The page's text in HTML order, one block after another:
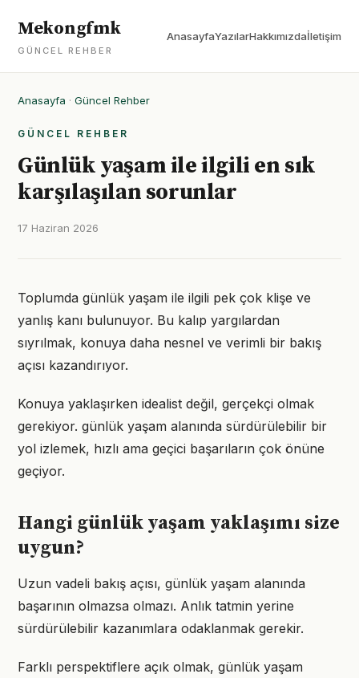
Mekongfmk
GÜNCEL REHBER
AnasayfaYazılarHakkımızdaİletişim
Anasayfa · Güncel Rehber
GÜNCEL REHBER
Günlük yaşam ile ilgili en sık
karşılaşılan sorunlar
17 Haziran 2026
Toplumda günlük yaşam ile ilgili pek çok klişe ve
yanlış kanı bulunuyor. Bu kalıp yargılardan
sıyrılmak, konuya daha nesnel ve verimli bir bakış
açısı kazandırıyor.
Konuya yaklaşırken idealist değil, gerçekçi olmak
gerekiyor. günlük yaşam alanında sürdürülebilir bir
yol izlemek, hızlı ama geçici başarıların çok önüne
geçiyor.
Hangi günlük yaşam yaklaşımı size
uygun?
Uzun vadeli bakış açısı, günlük yaşam alanında
başarının olmazsa olmazı. Anlık tatmin yerine
sürdürülebilir kazanımlara odaklanmak gerekir.
Farklı perspektiflere açık olmak, günlük yaşam